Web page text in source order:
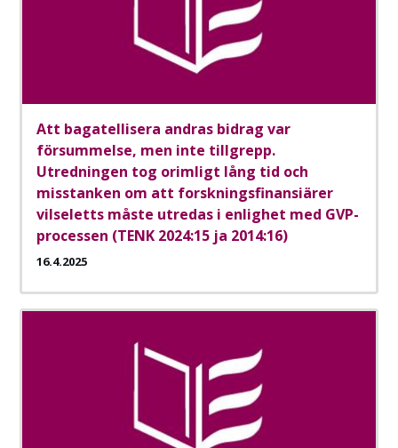
Att bagatellisera andras bidrag var
försummelse, men inte tillgrepp.
Utredningen tog orimligt lång tid och
misstanken om att forskningsfinansiärer
vilseletts måste utredas i enlighet med GVP-
processen (TENK 2024:15 ja 2014:16)
16.4.2025